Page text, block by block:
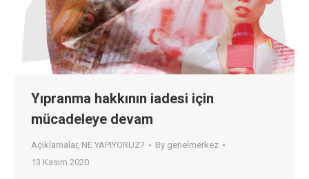
Yıpranma hakkının iadesi için
mücadeleye devam
Açıklamalar, NE YAPIYORUZ? By genelmerkez
13 Kasım 2020